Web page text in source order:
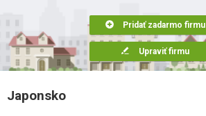
Pridať zadarmo firmu
Upraviť firmu
Japonsko